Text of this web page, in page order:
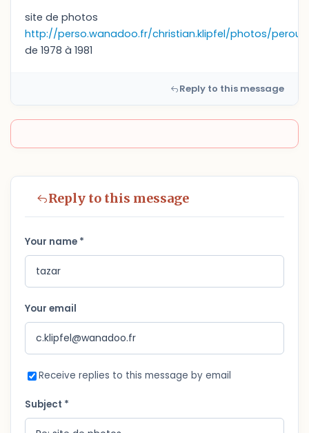
site de photos
http://perso.wanadoo.fr/christian.klipfel/photos/perou/
de 1978 à 1981
Reply to this message
Reply to this message
Your name *
Your email
Receive replies to this message by email
Subject *